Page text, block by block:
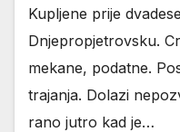
Kupljene prije
Dnjepropjetrovsku.
mekane, podatne.
trajanja. Dolazi
rano jutro kad je…